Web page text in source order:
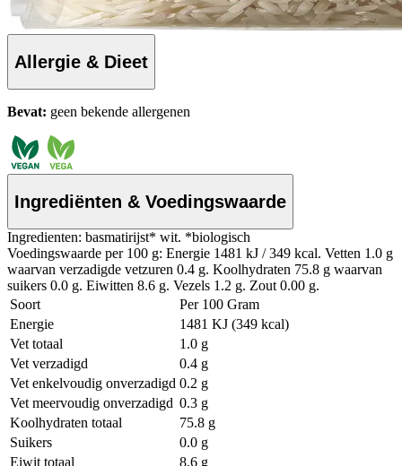
Allergie & Dieet
Bevat: geen bekende allergenen
Ingrediënten & Voedingswaarde
Ingredienten: basmatirijst* wit. *biologisch
Voedingswaarde per 100 g: Energie 1481 kJ / 349 kcal. Vetten 1.0 g
waarvan verzadigde vetzuren 0.4 g. Koolhydraten 75.8 g waarvan
suikers 0.0 g. Eiwitten 8.6 g. Vezels 1.2 g. Zout 0.00 g.
Soort
Per 100 Gram
Energie
1481 KJ (349 kcal)
Vet totaal
1.0 g
Vet verzadigd
0.4 g
Vet enkelvoudig onverzadigd 0.2 g
Vet meervoudig onverzadigd 0.3 g
Koolhydraten totaal
75.8 g
Suikers
0.0 g
Eiwit totaal
8.6 g